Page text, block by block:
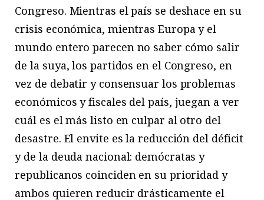
Congreso. Mientras el país se deshace en su
crisis económica, mientras Europa y el
mundo entero parecen no saber cómo salir
de la suya, los partidos en el Congreso, en
vez de debatir y consensuar los problemas
económicos y fiscales del país, juegan a ver
cuál es el más listo en culpar al otro del
desastre. El envite es la reducción del déficit
y de la deuda nacional: demócratas y
republicanos coinciden en su prioridad y
ambos quieren reducir drásticamente el